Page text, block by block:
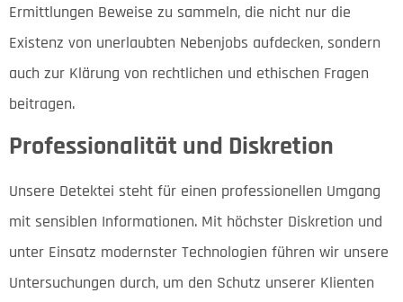
Ermittlungen Beweise zu sammeln, die nicht nur die
Existenz von unerlaubten Nebenjobs aufdecken, sondern
auch zur Klärung von rechtlichen und ethischen Fragen
beitragen.
Professionalität und Diskretion
Unsere Detektei steht für einen professionellen Umgang
mit sensiblen Informationen. Mit höchster Diskretion und
unter Einsatz modernster Technologien führen wir unsere
Untersuchungen durch, um den Schutz unserer Klienten